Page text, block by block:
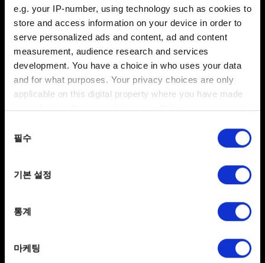
e.g. your IP-number, using technology such as cookies to
store and access information on your device in order to
serve personalized ads and content, ad and content
measurement, audience research and services
development. You have a choice in who uses your data
and for what purposes. Your privacy choices are only
applicable on this digital property where you have made
your choices. You can change or withdraw your consent
the Privacy trigger icon.
Collect information about your geographical
Identify your device by actively scanning it for
Find out more about how your personal data is processed
선택
필수
기본 설정
통계
마케팅
장신구와 리더 스킨, 카드 뒷면 데이터베이스
텍스트 & 설명
오타 제보
카드의 능력이 설명과 달라요
게임 플레이 팁
시즌 종료 보상
경쟁전 진행도